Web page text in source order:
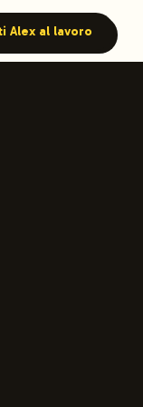
built-in.
Alex al lavoro